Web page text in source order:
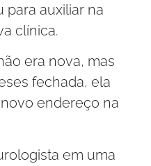
auxiliar na
clínica.
era nova, mas
fechada, ela
endereço na
em uma